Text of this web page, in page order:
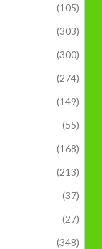
(105)
(303)
(300)
(274)
(149)
(55)
(168)
(213)
(37)
(27)
(348)